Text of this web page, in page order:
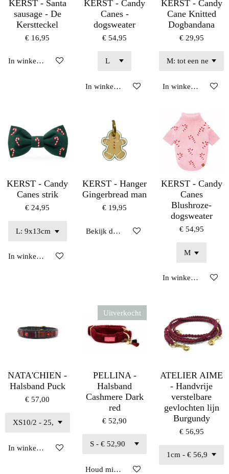
KERST - Santa
sausage - De
Kerstteckel
€ 16,95
In winkelwagen
KERST - Candy
Canes -
dogsweater
€ 54,95
In winkelwagen
KERST - Candy
Cane Knitted
Dogbandana
€ 29,95
In winkelwagen
KERST - Candy
Canes strik
€ 24,95
In winkelwagen
KERST - Hanger
Gingerbread man
€ 19,95
Bekijk details
KERST - Candy
Canes
Blushroze-
dogsweater
€ 54,95
In winkelwagen
NATA'CHIEN -
Halsband Puck
€ 57,00
In winkelwagen
Uitverkocht
PELLINA -
Halsband
Cashmere Dark
red
€ 52,90
Houd mij op de hoogte
ATELIER AIME
- Handvrije
verstelbare
gevlochten lijn
Burgundy
€ 56,95